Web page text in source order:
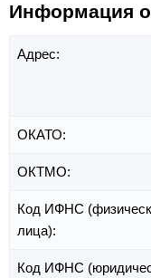
Информация
Адрес:
ОКАТО:
ОКТМО:
Код ИФНС
лица):
Код ИФНС